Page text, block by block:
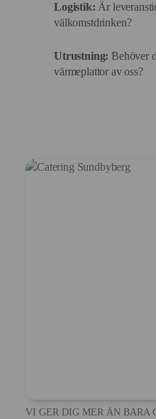
Logistik: Är
välkomstdrinken?
Utrustning: Behöver
värmeplattor av oss?
VI GER DIG MER ÄN BARA